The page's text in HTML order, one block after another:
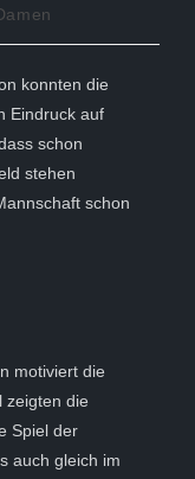
konnten die
Eindruck auf
schon
stehen
schon
motiviert die
zeigten die
Spiel der
auch gleich im